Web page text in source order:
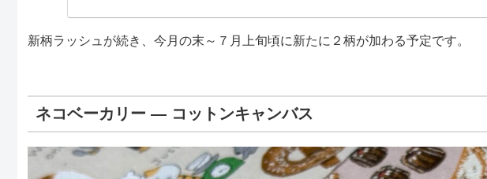
新柄ラッシュが続き、今月の末～７月上旬頃に新たに２柄が加わる予定です。
ネコベーカリー ― コットンキャンバス